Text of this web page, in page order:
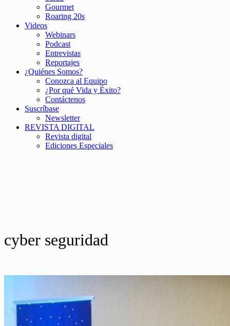
Gourmet
Roaring 20s
Videos
Webinars
Podcast
Entrevistas
Reportajes
¿Quiénes Somos?
Conozca al Equipo
¿Por qué Vida y Éxito?
Contáctenos
Suscríbase
Newsletter
REVISTA DIGITAL
Revista digital
Ediciones Especiales
cyber seguridad